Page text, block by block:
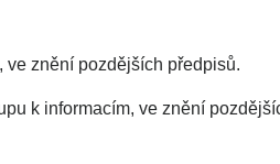
ve znění pozdějších předpisů.
k informacím, ve znění